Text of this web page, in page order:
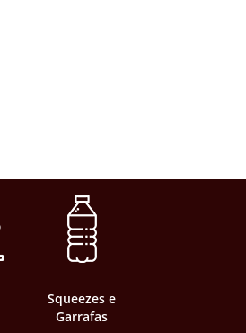
Squeezes e
Garrafas